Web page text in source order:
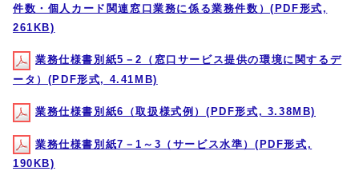
件数・個人カード関連窓口業務に係る業務件数）(PDF形式,
261KB)
業務仕様書別紙5－2（窓口サービス提供の環境に関するデ
ータ）(PDF形式, 4.41MB)
業務仕様書別紙6（取扱様式例）(PDF形式, 3.38MB)
業務仕様書別紙7－1～3（サービス水準）(PDF形式,
190KB)